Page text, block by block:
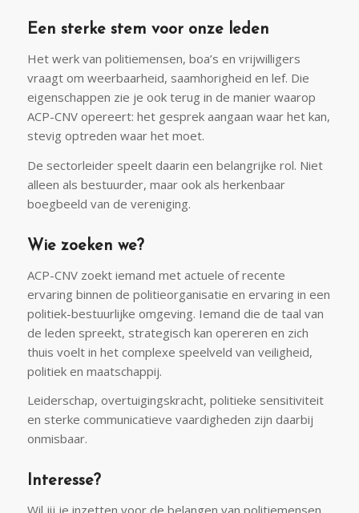
Een sterke stem voor onze leden
Het werk van politiemensen, boa’s en vrijwilligers
vraagt om weerbaarheid, saamhorigheid en lef. Die
eigenschappen zie je ook terug in de manier waarop
ACP-CNV opereert: het gesprek aangaan waar het kan,
stevig optreden waar het moet.
De sectorleider speelt daarin een belangrijke rol. Niet
alleen als bestuurder, maar ook als herkenbaar
boegbeeld van de vereniging.
Wie zoeken we?
ACP-CNV zoekt iemand met actuele of recente
ervaring binnen de politieorganisatie en ervaring in een
politiek-bestuurlijke omgeving. Iemand die de taal van
de leden spreekt, strategisch kan opereren en zich
thuis voelt in het complexe speelveld van veiligheid,
politiek en maatschappij.
Leiderschap, overtuigingskracht, politieke sensitiviteit
en sterke communicatieve vaardigheden zijn daarbij
onmisbaar.
Interesse?